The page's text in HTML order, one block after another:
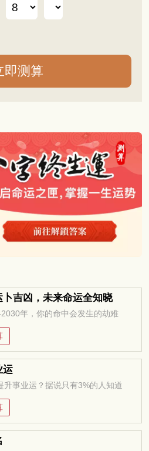
卜吉凶，未来命运全知晓
年，你的命中会发生的劫难
运
升事业运？据说只有3%的人知道